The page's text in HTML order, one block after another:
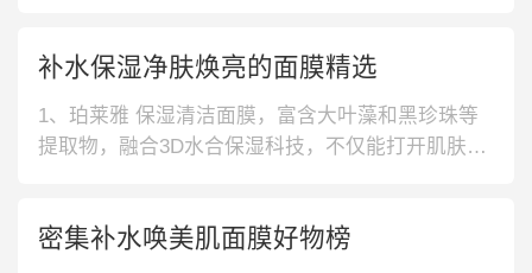
亮效果良好，成为甜食沉迷者理想选择，面容白皙
不泛黄。具有良好补水特点，使用后肌肤饱满不粗
糙。3、自然堂 喜马拉雅冰川水面膜
补水保湿净肤焕亮的面膜精选
1、珀莱雅 保湿清洁面膜，富含大叶藻和黑珍珠等
提取物，融合3D水合保湿科技，不仅能打开肌肤补
取物，可以帮助肌肤补充胶原蛋白，使肌肤更有弹
密集补水唤美肌面膜好物榜